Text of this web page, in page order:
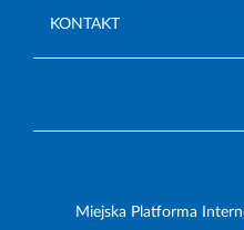
KONTAKT
Miejska Platforma